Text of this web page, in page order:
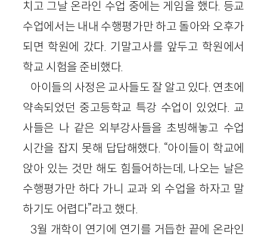
치고 그날 온라인 수업 중에는 게임을 했다. 등교
수업에서는 내내 수행평가만 하고 돌아와 오후가
되면 학원에 갔다. 기말고사를 앞두고 학원에서
학교 시험을 준비했다.
아이들의 사정은 교사들도 잘 알고 있다. 연초에
약속되었던 중고등학교 특강 수업이 있었다. 교
사들은 나 같은 외부강사들을 초빙해놓고 수업
시간을 잡지 못해 답답해했다. “아이들이 학교에
앉아 있는 것만 해도 힘들어하는데, 나오는 날은
수행평가만 하다 가니 교과 외 수업을 하자고 말
하기도 어렵다”라고 했다.
3월 개학이 연기에 연기를 거듭한 끝에 온라인